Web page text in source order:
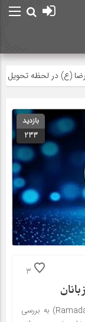
(ع) در لحظه تحویل سال
بازدید
233
3
شبکه پرس تی وی با پخش مستند «رمضان» (Ramadan) به بررسی